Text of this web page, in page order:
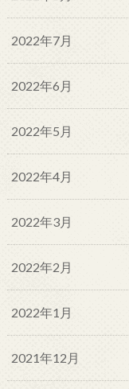
2022年7月
2022年6月
2022年5月
2022年4月
2022年3月
2022年2月
2022年1月
2021年12月